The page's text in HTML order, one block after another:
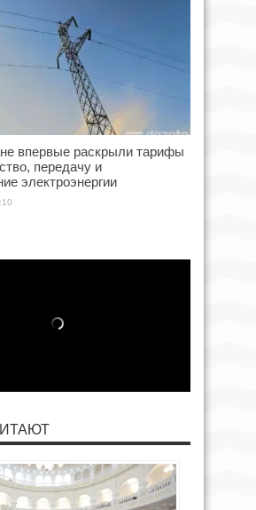
впервые раскрыли тарифы
передачу и
электроэнергии